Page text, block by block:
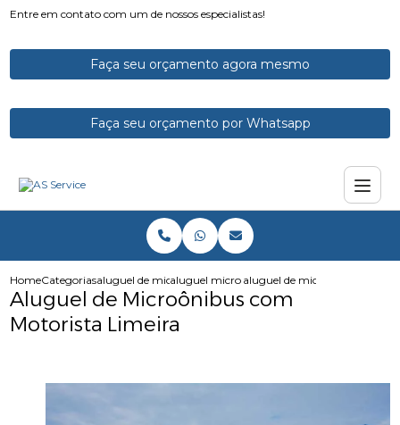
Entre em contato com um de nossos especialistas!
Faça seu orçamento agora mesmo
Faça seu orçamento por Whatsapp
HomeCategoriasaluguel de micro onibusaluguel micro onibus executivo
aluguel de microonibus com
Aluguel de Microônibus com
Motorista Limeira